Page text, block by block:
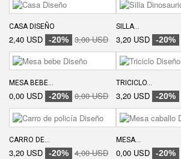
CASA DISEÑO
2,40 USD -20% 3,00 USD
SILLA...
3,20 USD -20%
MESA BEBE...
0,00 USD -20% 0,00 USD
TRICICLO...
3,20 USD -20%
CARRO DE...
3,20 USD -20% 4,00 USD
MESA...
0,00 USD -20%